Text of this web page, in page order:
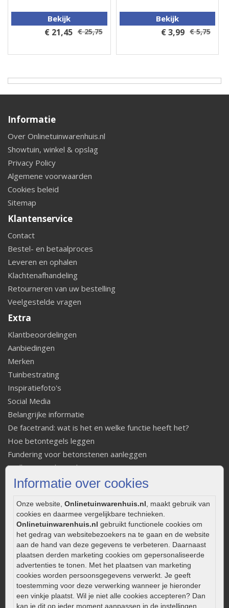
Informatie over cookies
Onze website, Onlinetuinwarenhuis.nl, maakt gebruik van
cookies en daarmee vergelijkbare technieken.
Onlinetuinwarenhuis.nl gebruikt functionele cookies om
het gedrag van websitebezoekers na te gaan en de website
aan de hand van deze gegevens te verbeteren. Daarnaast
plaatsen derden marketing cookies om gepersonaliseerde
advertenties te tonen. Met het plaatsen van marketing
cookies worden persoonsgegevens verwerkt. Je geeft
toestemming voor deze verwerking wanneer je hieronder
een vinkje plaatst. Wil je niet alle cookies accepteren? Dan
kan je dit op ieder moment aanpassen in de instellingen.
Bekijk
€ 21,45 € 25,75
Bekijk
€ 3,99 € 5,75
Informatie
Over Onlinetuinwarenhuis.nl
Showtuin, winkel & opslag
Privacy Policy
Algemene voorwaarden
Cookies beleid
Sitemap
Klantenservice
Contact
Bestel- en betaalproces
Leveren en ophalen
Klachtenafhandeling
Retourneren van uw bestelling
Veelgestelde vragen
Extra
Klantbeoordelingen
Aanbiedingen
Merken
Tuinbestrating
Inspiratiefoto's
Social Media
Belangrijke informatie
De facetrand: wat is het en welke functie heeft het?
Hoe betontegels leggen
Fundering voor betonstenen aanleggen
Welke tuinstijl past bij mij
Strakke tuin inrichten
Onderhoud van gebakken bestrating
Aanlegtips voor gebakken bestrating
Zelf een terras aanleggen
Kleine stadstuin inrichten
0320 – 219170
Kaapstanderweg 41
8243 RB Lelystad